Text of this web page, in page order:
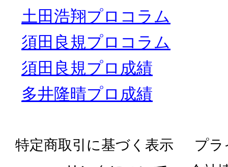
土田浩翔プロコラム
須田良規プロコラム
須田良規プロ成績
多井隆晴プロ成績
特定商取引に基づく表示
プラ